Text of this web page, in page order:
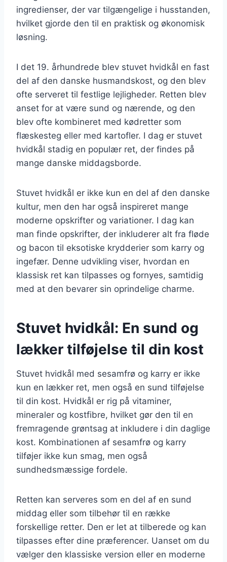
ingredienser, der var tilgængelige i husstanden,
hvilket gjorde den til en praktisk og økonomisk
løsning.
I det 19. århundrede blev stuvet hvidkål en fast
del af den danske husmandskost, og den blev
ofte serveret til festlige lejligheder. Retten blev
anset for at være sund og nærende, og den
blev ofte kombineret med kødretter som
flæskesteg eller med kartofler. I dag er stuvet
hvidkål stadig en populær ret, der findes på
mange danske middagsborde.
Stuvet hvidkål er ikke kun en del af den danske
kultur, men den har også inspireret mange
moderne opskrifter og variationer. I dag kan
man finde opskrifter, der inkluderer alt fra fløde
og bacon til eksotiske krydderier som karry og
ingefær. Denne udvikling viser, hvordan en
klassisk ret kan tilpasses og fornyes, samtidig
med at den bevarer sin oprindelige charme.
Stuvet hvidkål: En sund og
lækker tilføjelse til din kost
Stuvet hvidkål med sesamfrø og karry er ikke
kun en lækker ret, men også en sund tilføjelse
til din kost. Hvidkål er rig på vitaminer,
mineraler og kostfibre, hvilket gør den til en
fremragende grøntsag at inkludere i din daglige
kost. Kombinationen af sesamfrø og karry
tilføjer ikke kun smag, men også
sundhedsmæssige fordele.
Retten kan serveres som en del af en sund
middag eller som tilbehør til en række
forskellige retter. Den er let at tilberede og kan
tilpasses efter dine præferencer. Uanset om du
vælger den klassiske version eller en moderne